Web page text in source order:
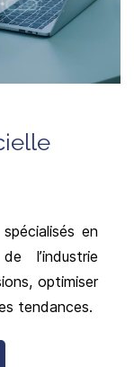
en
l’industrie
optimiser
tendances.